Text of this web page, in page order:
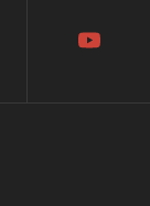
youtube